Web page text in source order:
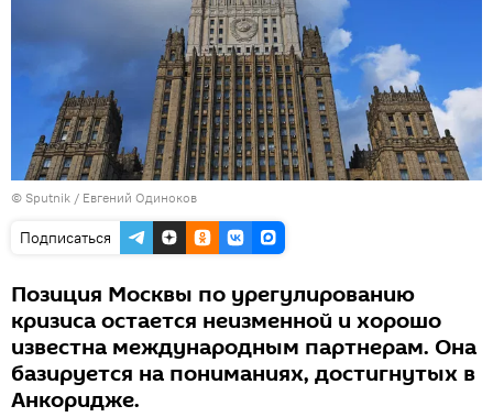
© Sputnik / Евгений Одиноков
Подписаться
Позиция Москвы по урегулированию
кризиса остается неизменной и хорошо
известна международным партнерам. Она
базируется на пониманиях, достигнутых в
Анкоридже.